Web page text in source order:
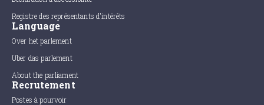
Registre des représentants d'intérêts
Language
Over het parlement
Uber das parlement
About the parliament
Recrutement
Postes à pourvoir